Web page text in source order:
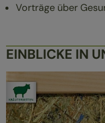
Vorträge über
EINBLICKE IN